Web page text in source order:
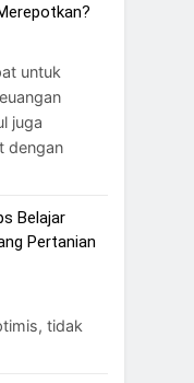
untuk
juga
dengan
Belajar
Pertanian
tidak